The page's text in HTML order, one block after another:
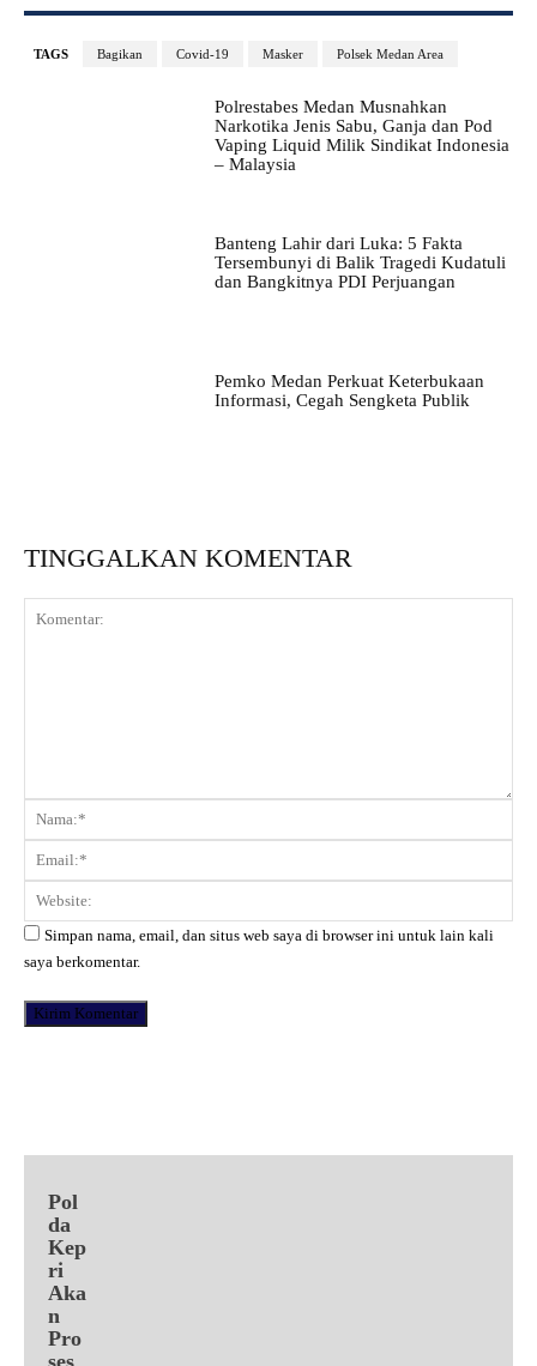
TAGS Bagikan Covid-19 Masker Polsek Medan Area
Polrestabes Medan Musnahkan
Narkotika Jenis Sabu, Ganja dan Pod
Vaping Liquid Milik Sindikat Indonesia
– Malaysia
Banteng Lahir dari Luka: 5 Fakta
Tersembunyi di Balik Tragedi Kudatuli
dan Bangkitnya PDI Perjuangan
Pemko Medan Perkuat Keterbukaan
Informasi, Cegah Sengketa Publik
TINGGALKAN KOMENTAR
Komentar:
Simpan nama, email, dan situs web saya di browser ini untuk lain kali
saya berkomentar.
Pol
da
Kep
ri
Aka
n
Pro
ses